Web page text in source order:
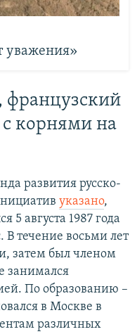
уважения»
с корнями на
развития русско-
указано,
5 августа 1987 года
В течение восьми лет
затем был членом
занимался
По образованию –
в Москве в
различных